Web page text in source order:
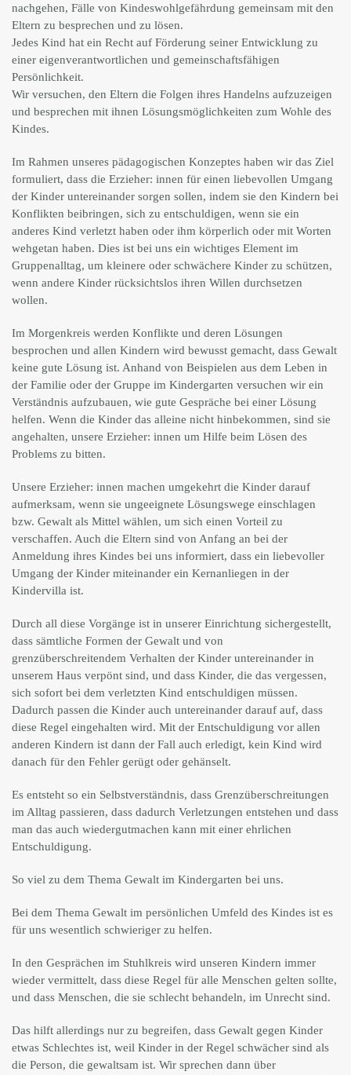
nachgehen, Fälle von Kindeswohlgefährdung gemeinsam mit den
Eltern zu besprechen und zu lösen.
Jedes Kind hat ein Recht auf Förderung seiner Entwicklung zu
einer eigenverantwortlichen und gemeinschaftsfähigen
Persönlichkeit.
Wir versuchen, den Eltern die Folgen ihres Handelns aufzuzeigen
und besprechen mit ihnen Lösungsmöglichkeiten zum Wohle des
Kindes.
Im Rahmen unseres pädagogischen Konzeptes haben wir das Ziel
formuliert, dass die Erzieher: innen für einen liebevollen Umgang
der Kinder untereinander sorgen sollen, indem sie den Kindern bei
Konflikten beibringen, sich zu entschuldigen, wenn sie ein
anderes Kind verletzt haben oder ihm körperlich oder mit Worten
wehgetan haben. Dies ist bei uns ein wichtiges Element im
Gruppenalltag, um kleinere oder schwächere Kinder zu schützen,
wenn andere Kinder rücksichtslos ihren Willen durchsetzen
wollen.
Im Morgenkreis werden Konflikte und deren Lösungen
besprochen und allen Kindern wird bewusst gemacht, dass Gewalt
keine gute Lösung ist. Anhand von Beispielen aus dem Leben in
der Familie oder der Gruppe im Kindergarten versuchen wir ein
Verständnis aufzubauen, wie gute Gespräche bei einer Lösung
helfen. Wenn die Kinder das alleine nicht hinbekommen, sind sie
angehalten, unsere Erzieher: innen um Hilfe beim Lösen des
Problems zu bitten.
Unsere Erzieher: innen machen umgekehrt die Kinder darauf
aufmerksam, wenn sie ungeeignete Lösungswege einschlagen
bzw. Gewalt als Mittel wählen, um sich einen Vorteil zu
verschaffen. Auch die Eltern sind von Anfang an bei der
Anmeldung ihres Kindes bei uns informiert, dass ein liebevoller
Umgang der Kinder miteinander ein Kernanliegen in der
Kindervilla ist.
Durch all diese Vorgänge ist in unserer Einrichtung sichergestellt,
dass sämtliche Formen der Gewalt und von
grenzüberschreitendem Verhalten der Kinder untereinander in
unserem Haus verpönt sind, und dass Kinder, die das vergessen,
sich sofort bei dem verletzten Kind entschuldigen müssen.
Dadurch passen die Kinder auch untereinander darauf auf, dass
diese Regel eingehalten wird. Mit der Entschuldigung vor allen
anderen Kindern ist dann der Fall auch erledigt, kein Kind wird
danach für den Fehler gerügt oder gehänselt.
Es entsteht so ein Selbstverständnis, dass Grenzüberschreitungen
im Alltag passieren, dass dadurch Verletzungen entstehen und dass
man das auch wiedergutmachen kann mit einer ehrlichen
Entschuldigung.
So viel zu dem Thema Gewalt im Kindergarten bei uns.
Bei dem Thema Gewalt im persönlichen Umfeld des Kindes ist es
für uns wesentlich schwieriger zu helfen.
In den Gesprächen im Stuhlkreis wird unseren Kindern immer
wieder vermittelt, dass diese Regel für alle Menschen gelten sollte,
und dass Menschen, die sie schlecht behandeln, im Unrecht sind.
Das hilft allerdings nur zu begreifen, dass Gewalt gegen Kinder
etwas Schlechtes ist, weil Kinder in der Regel schwächer sind als
die Person, die gewaltsam ist. Wir sprechen dann über